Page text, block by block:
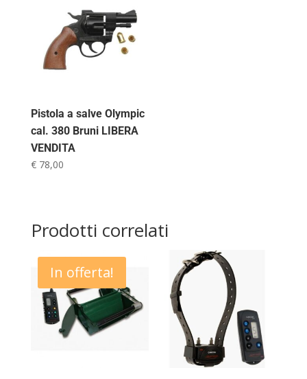
Pistola a salve Olympic
cal. 380 Bruni LIBERA
VENDITA
€78,00
Prodotti correlati
In offerta!